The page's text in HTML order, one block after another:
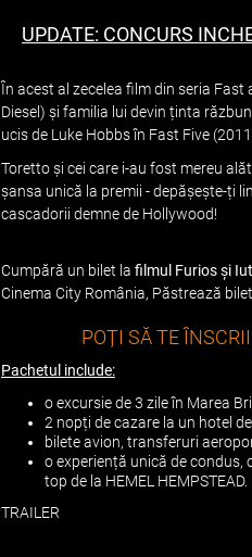
UPDATE: CONCURS
În acest al zecelea film din seria Fast
Diesel) și familia lui devin ținta
ucis de Luke Hobbs în Fast Five
Toretto și cei care i-au fost mereu
șansa unică la premii - depășește-ți
cascadorii demne de Hollywood!
Cumpără un bilet la filmul Furios și
Cinema City România, Păstrează
POȚI SĂ TE
Pachetul include:
o excursie de 3 zile în Marea
2 nopți de cazare la un hotel
bilete avion, transferuri
o experiență unică de condus,
top de la HEMEL HEMPSTEAD.
TRAILER